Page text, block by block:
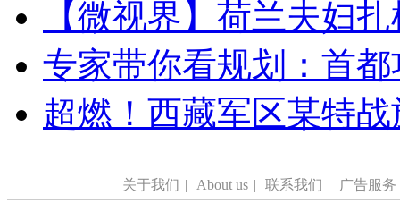
【微视界】荷兰夫妇
专家带你看规划：首
超燃！西藏军区某特
关于我们 | About us | 联系我们 | 广告服务